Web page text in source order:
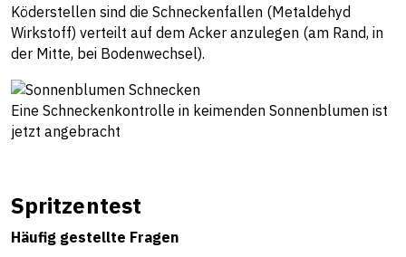
Köderstellen sind die Schneckenfallen (Metaldehyd
Wirkstoff) verteilt auf dem Acker anzulegen (am Rand, in
der Mitte, bei Bodenwechsel).
Eine Schneckenkontrolle in keimenden Sonnenblumen ist
jetzt angebracht
Spritzentest
Häufig gestellte Fragen